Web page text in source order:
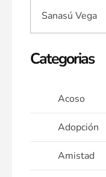
Categorias
Acoso
Adopción
Amistad